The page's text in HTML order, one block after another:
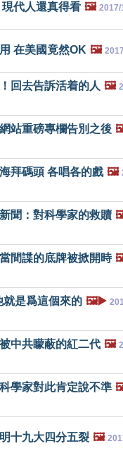
代人還真得看 🖼️ 2017/
在美國竟然OK 🖼️
回去告訴活着的人 🖼️
站重磅專欄告別之後
拜碼頭 各唱各的戲 🖼️
聞：對科學家的救贖
間諜的底牌被掀開時
就是爲這個來的 🖼️▶️
中共矇蔽的紅二代 🖼️
學家對此肯定說不準
十九大四分五裂 🖼️